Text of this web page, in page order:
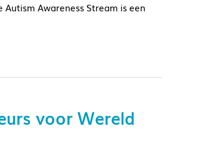
Awareness Stream is een
voor Wereld